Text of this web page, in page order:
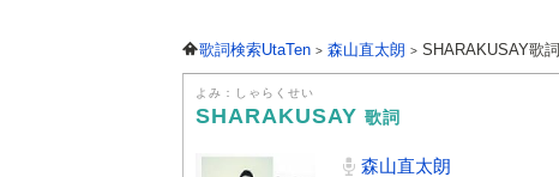
歌詞検索UtaTen 森山直太朗 SHARAKUSAY歌詞
よみ：しゃらくせい
SHARAKUSAY 歌詞
森山直太朗